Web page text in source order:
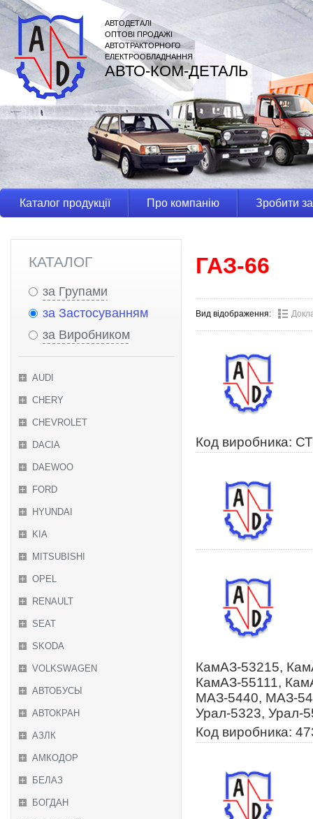
АВТОДЕТАЛІ
ОПТОВІ ПРОДАЖІ
АВТОТРАКТОРНОГО
ЕЛЕКТРООБЛАДНАННЯ
АВТО-КОМ-ДЕТАЛЬ
Каталог продукції Про компанію Зробити
КАТАЛОГ
за Групами
за Застосуванням
за Виробником
AUDI
CHERY
CHEVROLET
DACIA
DAEWOO
FORD
HYUNDAI
KIA
MITSUBISHI
OPEL
RENAULT
SEAT
SKODA
VOLKSWAGEN
АВТОБУСЫ
АВТОКРАН
АЗЛК
АМКОДОР
БЕЛАЗ
БОГДАН
ГАЗ-66
Вид відображення:
Код виробника:
КамАЗ-53215,
КамАЗ-55111,
МАЗ-5440, МАЗ-
Урал-5323, Урал-
Код виробника: